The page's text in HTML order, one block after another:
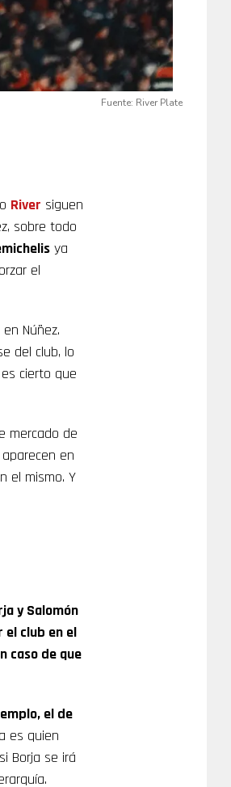
Fuente: River Plate
River siguen
sobre todo
ya
el
Núñez.
del club, lo
cierto que
mercado de
en
el mismo. Y
y Salomón
el club en el
caso de que
el de
es quien
Borja se irá